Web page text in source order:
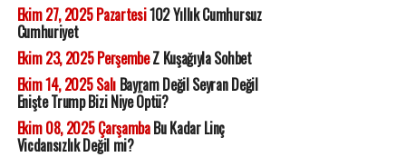
Ekim 27, 2025 Pazartesi102 Yıllık Cumhursuz
Cumhuriyet
Ekim 23, 2025 PerşembeZ Kuşağıyla Sohbet
Ekim 14, 2025 SalıBayram Değil Seyran Değil
Enişte Trump Bizi Niye Öptü?
Ekim 08, 2025 ÇarşambaBu Kadar Linç
Vicdansızlık Değil mi?